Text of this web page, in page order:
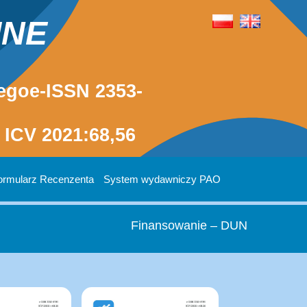
ISSN 2353-
2021:68,56
Recenzenta System wydawniczy PAO
Finansowanie – DUN